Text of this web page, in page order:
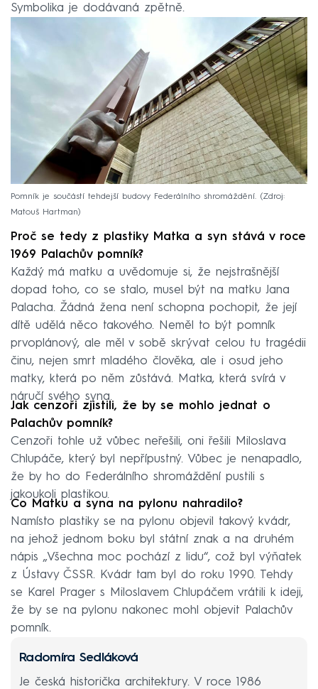
Symbolika je dodávaná zpětně.
Pomník je součástí tehdejší budovy Federálního shromáždění.
Zdroj:
Matouš Hartman
Proč se tedy z plastiky Matka a syn stává v roce
1969 Palachův pomník?
Každý má matku a uvědomuje si, že nejstrašnější
dopad toho, co se stalo, musel být na matku Jana
Palacha. Žádná žena není schopna pochopit, že její
dítě udělá něco takového. Neměl to být pomník
prvoplánový, ale měl v sobě skrývat celou tu tragédii
činu, nejen smrt mladého člověka, ale i osud jeho
matky, která po něm zůstává. Matka, která svírá v
náručí svého syna.
Jak cenzoři zjistili, že by se mohlo jednat o
Palachův pomník?
Cenzoři tohle už vůbec neřešili, oni řešili Miloslava
Chlupáče, který byl nepřípustný. Vůbec je nenapadlo,
že by ho do Federálního shromáždění pustili s
jakoukoli plastikou.
Co Matku a syna na pylonu nahradilo?
Namísto plastiky se na pylonu objevil takový kvádr,
na jehož jednom boku byl státní znak a na druhém
nápis „Všechna moc pochází z lidu“, což byl výňatek
z Ústavy ČSSR. Kvádr tam byl do roku 1990. Tehdy
se Karel Prager s Miloslavem Chlupáčem vrátili k ideji,
že by se na pylonu nakonec mohl objevit Palachův
pomník.
Radomíra Sedláková
Je česká historička architektury. V roce 1986